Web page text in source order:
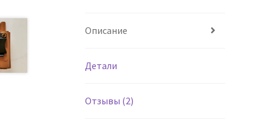
Описание
Детали
Отзывы (2)